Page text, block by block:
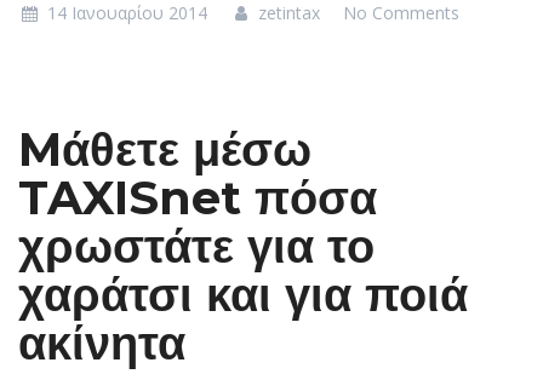
14 Ιανουαρίου 2014 zetintax No Comments
Mάθετε μέσω
TAXISnet πόσα
χρωστάτε για το
χαράτσι και για ποιά
ακίνητα